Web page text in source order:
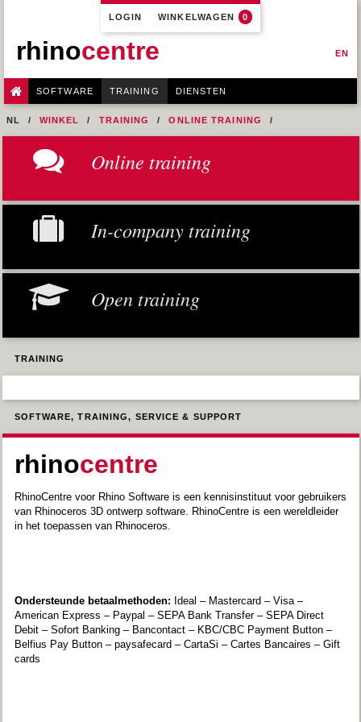
LOGIN WINKELWAGEN 0
EN
rhinocentre
SOFTWARE TRAINING DIENSTEN
NL WINKEL TRAINING ONLINE TRAINING
8- ADVANCED ANALYSISOnline training
In-company training
Open training
TRAINING
SOFTWARE, TRAINING, SERVICE & SUPPORT
rhinocentre
RhinoCentre voor Rhino Software is een kennisinstituut voor gebruikers
van Rhinoceros 3D ontwerp software. RhinoCentre is een wereldleider
in het toepassen van Rhinoceros.
Ondersteunde betaalmethoden: Ideal – Mastercard – Visa –
American Express – Paypal – SEPA Bank Transfer – SEPA Direct
Debit – Sofort Banking – Bancontact – KBC/CBC Payment Button –
Belfius Pay Button – paysafecard – CartaSi – Cartes Bancaires – Gift
cards